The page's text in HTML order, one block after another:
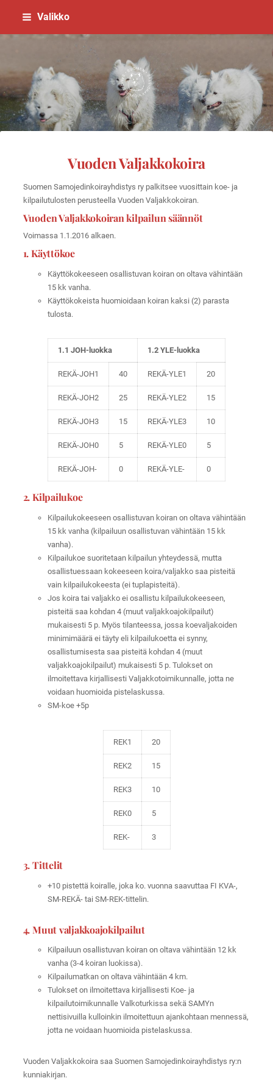
Siirry
Valikko
Suomen
Vuoden Valjakkokoira
Suomen Samojedinkoirayhdistys ry palkitsee vuosittain koe- ja
kilpailutulosten perusteella Vuoden Valjakkokoiran.
Vuoden Valjakkokoiran kilpailun säännöt
Voimassa 1.1.2016 alkaen.
1. Käyttökoe
Käyttökokeeseen osallistuvan koiran on oltava vähintään
15 kk vanha.
Käyttökokeista huomioidaan koiran kaksi (2) parasta
tulosta.
1.1 JOH-luokka 1.2 YLE-luokka
REKÄ-JOH1 40 REKÄ-YLE1 20
REKÄ-JOH2 25 REKÄ-YLE2 15
REKÄ-JOH3 15 REKÄ-YLE3 10
REKÄ-JOH0 5 REKÄ-YLE0 5
REKÄ-JOH- 0 REKÄ-YLE- 0
2. Kilpailukoe
Kilpailukokeeseen osallistuvan koiran on oltava vähintään
15 kk vanha (kilpailuun osallistuvan vähintään 15 kk
vanha).
Kilpailukoe suoritetaan kilpailun yhteydessä, mutta
osallistuessaan kokeeseen koira/valjakko saa pisteitä
vain kilpailukokeesta (ei tuplapisteitä).
Jos koira tai valjakko ei osallistu kilpailukokeeseen,
pisteitä saa kohdan 4 (muut valjakkoajokilpailut)
mukaisesti 5 p. Myös tilanteessa, jossa koevaljakoiden
minimimäärä ei täyty eli kilpailukoetta ei synny,
osallistumisesta saa pisteitä kohdan 4 (muut
valjakkoajokilpailut) mukaisesti 5 p. Tulokset on
ilmoitettava kirjallisesti Valjakkotoimikunnalle, jotta ne
voidaan huomioida pistelaskussa.
SM-koe +5p
REK1 20
REK2 15
REK3 10
REK0 5
REK- 3
3. Tittelit
+10 pistettä koiralle, joka ko. vuonna saavuttaa FI KVA-,
SM-REKÄ- tai SM-REK-tittelin.
4. Muut valjakkoajokilpailut
Kilpailuun osallistuvan koiran on oltava vähintään 12 kk
vanha (3-4 koiran luokissa).
Kilpailumatkan on oltava vähintään 4 km.
Tulokset on ilmoitettava kirjallisesti Koe- ja
kilpailutoimikunnalle Valkoturkissa sekä SAMYn
nettisivuilla kulloinkin ilmoitettuun ajankohtaan mennessä,
jotta ne voidaan huomioida pistelaskussa.
Vuoden Valjakkokoira saa Suomen Samojedinkoirayhdistys ry:n
kunniakirjan.